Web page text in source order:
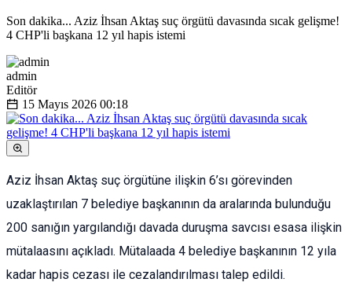
Son dakika... Aziz İhsan Aktaş suç örgütü davasında sıcak gelişme!
4 CHP'li başkana 12 yıl hapis istemi
admin
Editör
15 Mayıs 2026 00:18
Aziz İhsan Aktaş suç örgütüne ilişkin 6’sı görevinden
uzaklaştırılan 7 belediye başkanının da aralarında bulunduğu
200 sanığın yargılandığı davada duruşma savcısı esasa ilişkin
mütalaasını açıkladı. Mütalaada 4 belediye başkanının 12 yıla
kadar hapis cezası ile cezalandırılması talep edildi.